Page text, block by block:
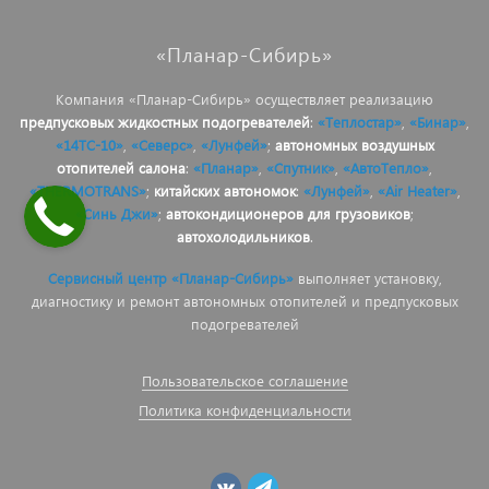
«Планар-Сибирь»
Компания «Планар-Сибирь» осуществляет реализацию
предпусковых жидкостных подогревателей: «Теплостар» «Бинар»
«14ТС-10», «Северс», «Лунфей»; автономных воздушных
отопителей салона: «Планар» «Спутник» «АвтоТепло»
«THERMOTRANS»; китайских автономок: «Лунфей», «Air Heater»,
«Синь Джи»; автокондиционеров для грузовиков;
автохолодильников.
Сервисный центр «Планар-Сибирь»выполняет установку,
диагностику и ремонт автономных отопителей и предпусковых
подогревателей
Пользовательское соглашение
Политика конфиденциальности